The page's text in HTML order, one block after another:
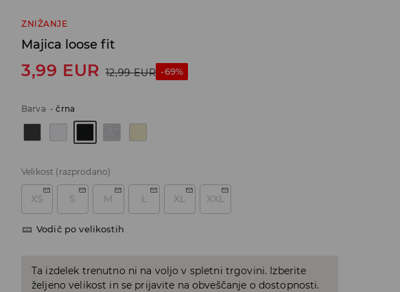
ZNIŽANJE
Majica loose fit
3,99 EUR 12,99 EUR -69%
Barva -črna
Velikost (razprodano)
XS S M L XL XXL
Vodič po velikostih
Ta izdelek trenutno ni na voljo v spletni trgovini. Izberite
željeno velikost in se prijavite na obveščanje o dostopnosti.